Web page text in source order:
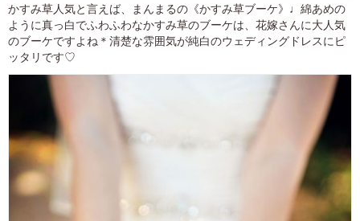
かすみ草人気と言えば、まんまるの《かすみ草ブーケ》♩綿あめの
ように真っ白でふわふわなかすみ草のブーケは、花嫁さんに大人気
のブーケですよね＊清楚な雰囲気が純白のウェディングドレスにピ
ッタリです♡